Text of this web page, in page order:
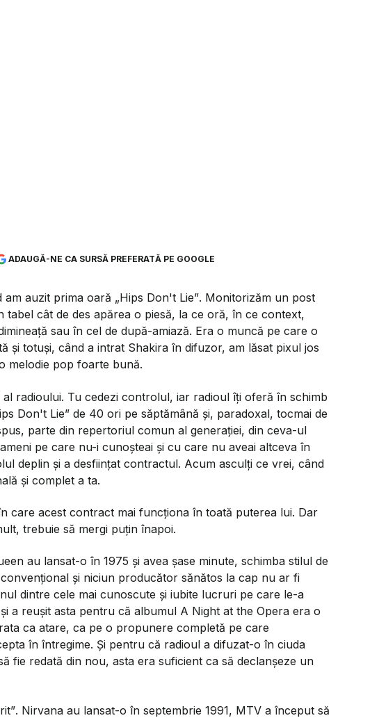
ADAUGĂ-NE CA SURSĂ PREFERATĂ PE GOOGLE
am auzit prima oară „Hips Don't Lie”. Monitorizăm un post
tabel cât de des apărea o piesă, la ce oră, în ce context,
sau în cel de după-amiază. Era o muncă pe care o
și totuși, când a intrat Shakira în difuzor, am lăsat pixul jos
melodie pop foarte bună.
radioului. Tu cedezi controlul, iar radioul îți oferă în schimb
Don't Lie” de 40 ori pe săptămână și, paradoxal, tocmai de
parte din repertoriul comun al generației, din ceva-ul
pe care nu-i cunoșteai și cu care nu aveai altceva în
deplin și a desființat contractul. Acum asculți ce vrei, când
și complet a ta.
care acest contract mai funcționa în toată puterea lui. Dar
trebuie să mergi puțin înapoi.
au lansat-o în 1975 și avea șase minute, schimba stilul de
și niciun producător sănătos la cap nu ar fi
dintre cele mai cunoscute și iubite lucruri pe care le-a
a reușit asta pentru că albumul A Night at the Opera era o
ca atare, ca pe o propunere completă pe care
în întregime. Și pentru că radioul a difuzat-o în ciuda
fie redată din nou, asta era suficient ca să declanșeze un
. Nirvana au lansat-o în septembrie 1991, MTV a început să